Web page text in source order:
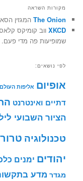
מקורות השראה
The Onion המגזין
XKCD ווב קומיקס
שמופיעות פה מדי פעם.
לפי נושאים:
אופיום אליפות
דתיים ואינטרנט
הציור השבועי
טכנולוגיה
יהודים ימנים
מגדר מדע